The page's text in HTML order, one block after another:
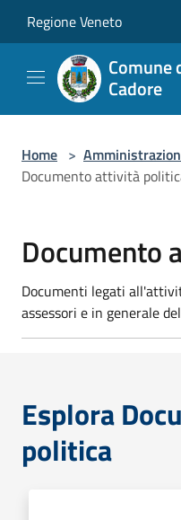
Regione Veneto
Comune
Cadore
Home >
Documento attività
Documento
Documenti legati
assessori e in generale
Esplora
politica